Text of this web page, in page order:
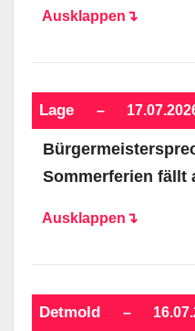
Ausklappen↴
Lage –
Sommerferien fällt
Ausklappen↴
Detmold –